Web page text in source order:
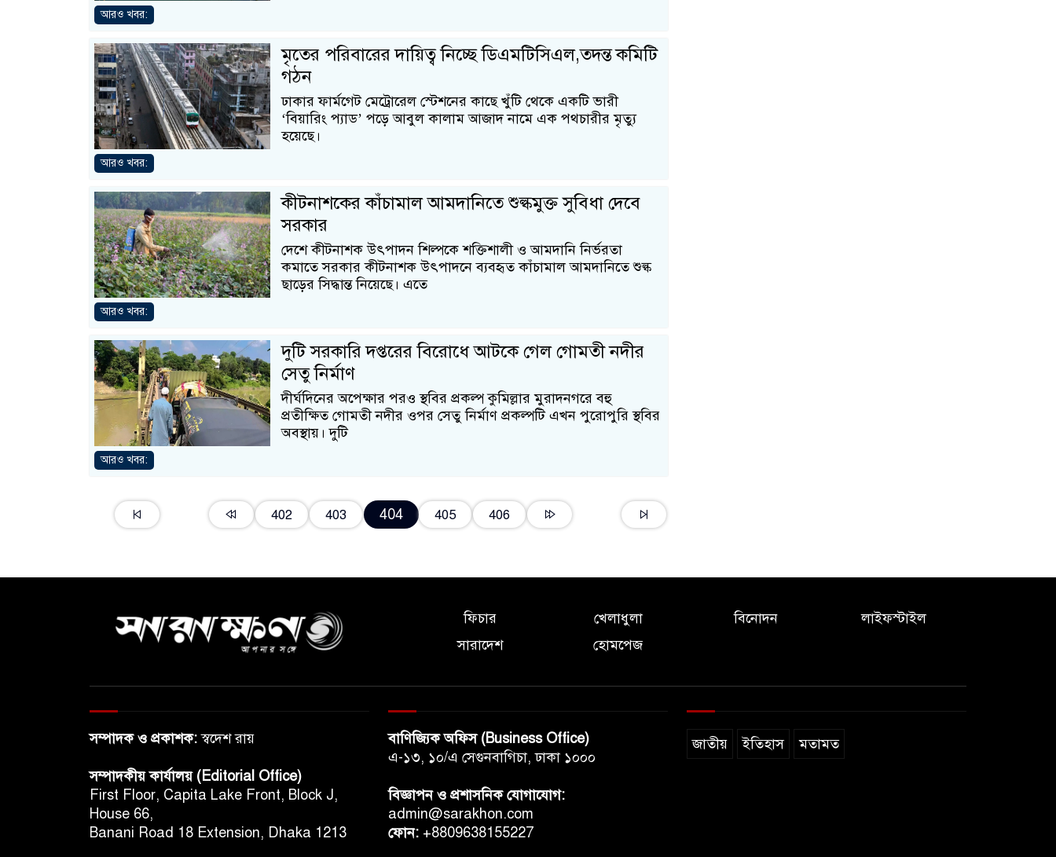
আরও খবর:
মৃতের পরিবারের দায়িত্ব নিচ্ছে ডিএমটিসিএল,তদন্ত কমিটি
গঠন
ঢাকার ফার্মগেট মেট্রোরেল স্টেশনের কাছে খুঁটি থেকে একটি ভারী
‘বিয়ারিং প্যাড’ পড়ে আবুল কালাম আজাদ নামে এক পথচারীর মৃত্যু
হয়েছে।
আরও খবর:
কীটনাশকের কাঁচামাল আমদানিতে শুল্কমুক্ত সুবিধা দেবে
সরকার
দেশে কীটনাশক উৎপাদন শিল্পকে শক্তিশালী ও আমদানি নির্ভরতা
কমাতে সরকার কীটনাশক উৎপাদনে ব্যবহৃত কাঁচামাল আমদানিতে শুল্ক
ছাড়ের সিদ্ধান্ত নিয়েছে। এতে
আরও খবর:
দুটি সরকারি দপ্তরের বিরোধে আটকে গেল গোমতী নদীর
সেতু নির্মাণ
দীর্ঘদিনের অপেক্ষার পরও স্থবির প্রকল্প কুমিল্লার মুরাদনগরে বহু
প্রতীক্ষিত গোমতী নদীর ওপর সেতু নির্মাণ প্রকল্পটি এখন পুরোপুরি স্থবির
অবস্থায়। দুটি
আরও খবর:
402 403 404 405 406
ফিচার খেলাধুলা বিনোদন
লাইফস্টাইল
সারাদেশ
হোমপেজ
সম্পাদক ও প্রকাশক:স্বদেশ রায়
সম্পাদকীয় কার্যালয় (Editorial Office)
First Floor, Capita Lake Front, Block J,
House 66,
Banani Road 18 Extension, Dhaka 1213
বাণিজ্যিক অফিস (Business Office)
এ-১৩, ১০/এ সেগুনবাগিচা, ঢাকা ১০০০
বিজ্ঞাপন ও প্রশাসনিক যোগাযোগ:
admin@sarakhon.com
ফোন: +8809638155227
জাতীয় ইতিহাস মতামত